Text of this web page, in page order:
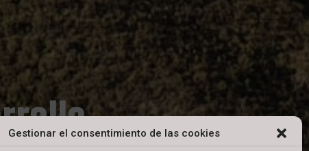
Gestionar el consentimiento de las cookies